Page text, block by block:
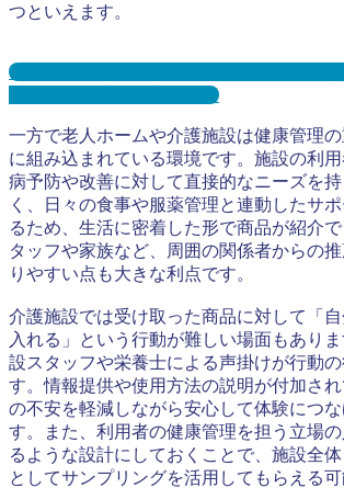
つといえます。
ジム・スポーツジム・フィットネスジムサ
メリット３選と事例を紹介
一方で老人ホームや介護施設は健康管理
に組み込まれている環境です。施設の利
病予防や改善に対して直接的なニーズを
く、日々の食事や服薬管理と連動したサ
るため、生活に密着した形で商品が紹介
タッフや家族など、周囲の関係者からの
りやすい点も大きな利点です。
介護施設では受け取った商品に対して「
入れる」という行動が難しい場面もあり
設スタッフや栄養士による声掛けが行動
す。情報提供や使用方法の説明が付加さ
の不安を軽減しながら安心して体験につ
す。また、利用者の健康管理を担う立場
るような設計にしておくことで、施設全
としてサンプリングを活用してもらえる